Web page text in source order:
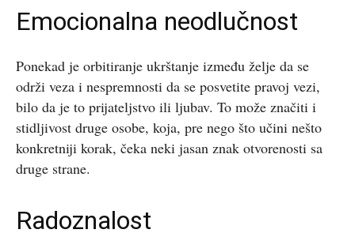
Emocionalna neodlučnost
Ponekad je orbitiranje ukrštanje između želje da se
održi veza i nespremnosti da se posvetite pravoj vezi,
bilo da je to prijateljstvo ili ljubav. To može značiti i
stidljivost druge osobe, koja, pre nego što učini nešto
konkretniji korak, čeka neki jasan znak otvorenosti sa
druge strane.
Radoznalost